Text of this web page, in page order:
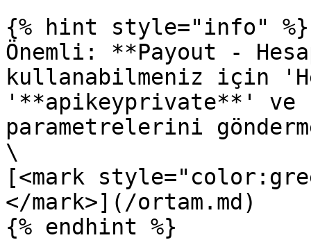
{% hint style="info" %}
Önemli: **Payout -
kullanabilmeniz için
'**apikeyprivate**'
parametrelerini
\
[<mark
</mark>](/ortam.md)
{% endhint %}